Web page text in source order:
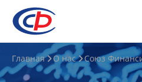
О
нас
Главная О нас Союз